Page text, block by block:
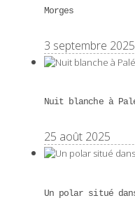
Morges
3 septembre 2025
Nuit blanche à
25 août 2025
Un polar situé